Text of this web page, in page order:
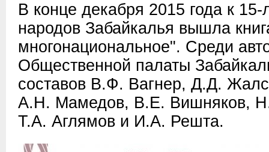
В конце декабря 2015 года к
народов Забайкалья вышла
многонациональное". Среди
Общественной палаты
составов В.Ф. Вагнер, Д.Д.
А.Н. Мамедов, В.Е. Вишняков,
Т.А. Аглямов и И.А. Решта.